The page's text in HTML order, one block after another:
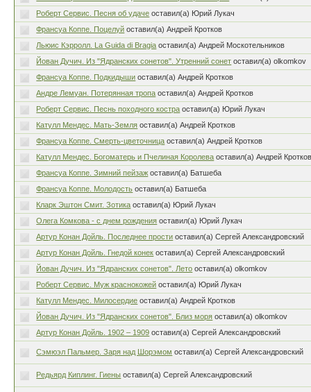
Роберт Сервис. Песня об удаче оставил(а) Юрий Лукач
Франсуа Коппе. Поцелуй оставил(а) Андрей Кротков
Льюис Кэрролл. La Guida di Bragia оставил(а) Андрей Москотельников
Йован Дучич. Из "Ядранских сонетов". Утренний сонет оставил(а) olkomkov
Франсуа Коппе. Подкидыши оставил(а) Андрей Кротков
Андре Лемуан. Потерянная тропа оставил(а) Андрей Кротков
Роберт Сервис. Песнь походного костра оставил(а) Юрий Лукач
Катулл Мендес. Мать-Земля оставил(а) Андрей Кротков
Франсуа Коппе. Смерть-цветочница оставил(а) Андрей Кротков
Катулл Мендес. Богоматерь и Пчелиная Королева оставил(а) Андрей
Франсуа Коппе. Зимний пейзаж оставил(а) Батшеба
Франсуа Коппе. Молодость оставил(а) Батшеба
Кларк Эштон Смит. Зотика оставил(а) Юрий Лукач
Олега Комкова - с днем рождения оставил(а) Юрий Лукач
Артур Конан Дойль. Последнее прости оставил(а) Сергей Александровский
Артур Конан Дойль. Гнедой конек оставил(а) Сергей Александровский
Йован Дучич. Из "Ядранских сонетов". Лето оставил(а) olkomkov
Роберт Сервис. Муж краснокожей оставил(а) Юрий Лукач
Катулл Мендес. Милосердие оставил(а) Андрей Кротков
Йован Дучич. Из "Ядранских сонетов". Близ моря оставил(а) olkomkov
Артур Конан Дойль. 1902 – 1909 оставил(а) Сергей Александровский
Сэмюэл Пальмер. Заря над Шорэмом оставил(а) Сергей Александровский
Редьярд Киплинг. Гиены оставил(а) Сергей Александровский